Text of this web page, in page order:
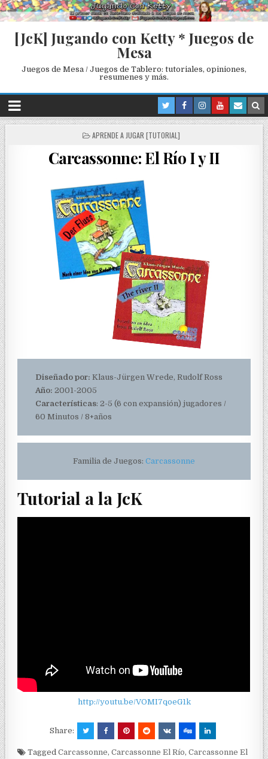
[JcK] Jugando con Ketty * Juegos de
Mesa
Juegos de Mesa / Juegos de Tablero: tutoriales, opiniones,
resumenes y más.
P
S
T
D
I
N
APRENDE A JUGAR [TUTORIAL]
Carcassonne: El Río I y II
Diseñado por:Klaus-Jürgen Wrede, Rudolf Ross
Año:2001-2005
Características: 2-5 (6 con expansión) jugadores /
60 Minutos / 8+años
Familia de Juegos: Carcassonne
Tutorial a la JcK
http://youtu.be/VOMI7qoeG1k
Share:
TaggedCarcassonne,Carcassonne El Río,Carcassonne El